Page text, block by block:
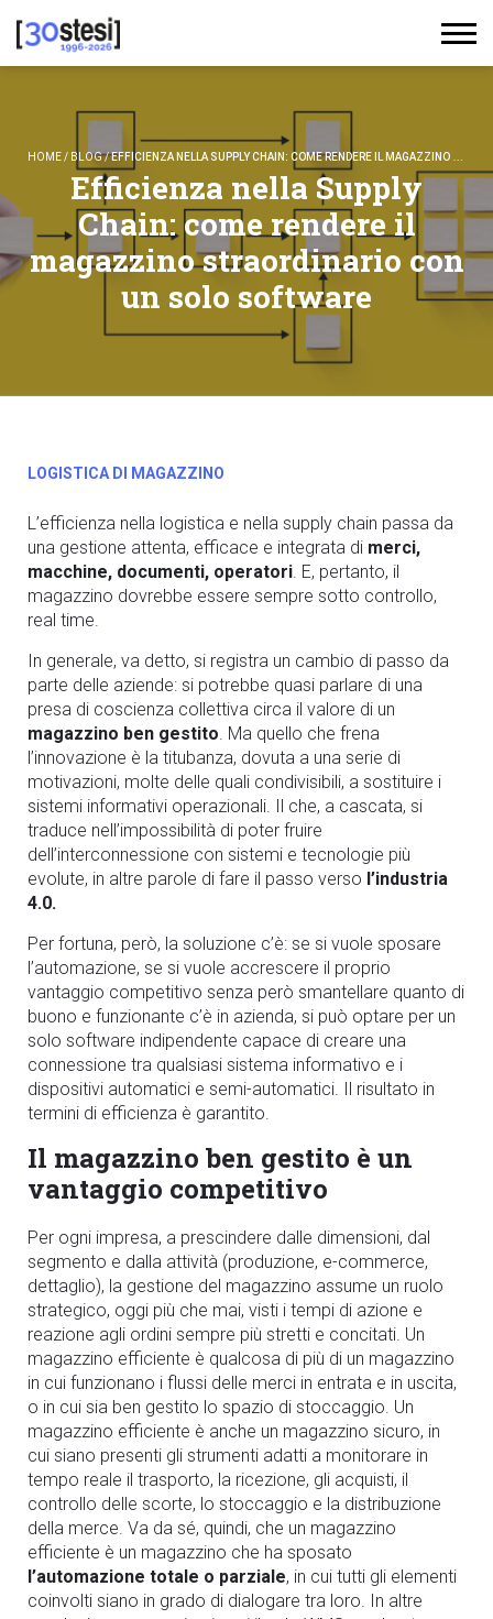
HOME/ BLOG/EFFICIENZA NELLA SUPPLY CHAIN: COME RENDERE IL MAGAZZINO STRAORDINARIO CON UN SOLO SOFTWARE
Efficienza nella Supply
Chain: come rendere il
magazzino straordinario con
un solo software
LOGISTICA DI MAGAZZINO
L’efficienza nella logistica e nella supply chain passa da
una gestione attenta, efficace e integrata di merci,
macchine, documenti, operatori. E, pertanto, il
magazzino dovrebbe essere sempre sotto controllo,
real time.
In generale, va detto, si registra un cambio di passo da
parte delle aziende: si potrebbe quasi parlare di una
presa di coscienza collettiva circa il valore di un
magazzino ben gestito. Ma quello che frena
l’innovazione è la titubanza, dovuta a una serie di
motivazioni, molte delle quali condivisibili, a sostituire i
sistemi informativi operazionali. Il che, a cascata, si
traduce nell’impossibilità di poter fruire
dell’interconnessione con sistemi e tecnologie più
evolute, in altre parole di fare il passo verso l’industria
4.0.
Per fortuna, però, la soluzione c’è: se si vuole sposare
l’automazione, se si vuole accrescere il proprio
vantaggio competitivo senza però smantellare quanto di
buono e funzionante c’è in azienda, si può optare per un
solo software indipendente capace di creare una
connessione tra qualsiasi sistema informativo e i
dispositivi automatici e semi-automatici. Il risultato in
termini di efficienza è garantito.
Il magazzino ben gestito è un
vantaggio competitivo
Per ogni impresa, a prescindere dalle dimensioni, dal
segmento e dalla attività (produzione, e-commerce,
dettaglio), la gestione del magazzino assume un ruolo
strategico, oggi più che mai, visti i tempi di azione e
reazione agli ordini sempre più stretti e concitati. Un
magazzino efficiente è qualcosa di più di un magazzino
in cui funzionano i flussi delle merci in entrata e in uscita,
o in cui sia ben gestito lo spazio di stoccaggio. Un
magazzino efficiente è anche un magazzino sicuro, in
cui siano presenti gli strumenti adatti a monitorare in
tempo reale il trasporto, la ricezione, gli acquisti, il
controllo delle scorte, lo stoccaggio e la distribuzione
della merce. Va da sé, quindi, che un magazzino
efficiente è un magazzino che ha sposato
l’automazione totale o parziale, in cui tutti gli elementi
coinvolti siano in grado di dialogare tra loro. In altre